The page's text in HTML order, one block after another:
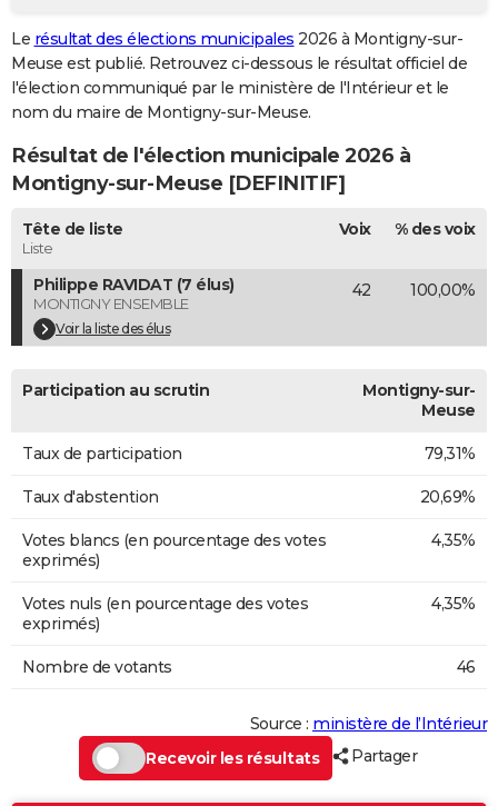
GUIDES D'ACHAT
BONS PLANS
CARTE DE VOEUX
Dictionnaire
Biographies
Citations
Expressions
Proverbes
PROGRAMME TV
COPAINS D'AVANT
S'inscrire
Se connecter
Lycées
Collèges
Primaires
Universités
Entreprises
Service militaire
Avis de recherche
AVIS DE DÉCÈS
FORUM
Le résultat des élections municipales 2026 à Montigny-sur-
Meuse est publié. Retrouvez ci-dessous le résultat officiel de
l'élection communiqué par le ministère de l'Intérieur et le
nom du maire de Montigny-sur-Meuse.
Résultat de l'élection municipale 2026 à
Montigny-sur-Meuse [DEFINITIF]
Tête de liste
Liste
Voix % des voix
Philippe RAVIDAT (7 élus)
MONTIGNY ENSEMBLE
Voir la liste des élus
42 100,00%
Participation au scrutin
Montigny-sur-
Meuse
Taux de participation 79,31%
Taux d'abstention 20,69%
Votes blancs (en pourcentage des votes
exprimés)
4,35%
Votes nuls (en pourcentage des votes
exprimés)
4,35%
Nombre de votants 46
Source : ministère de l’Intérieur
Recevoir les résultats
Partager